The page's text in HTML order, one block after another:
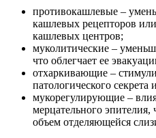
противокашлевые –
кашлевых рецепторов
кашлевых центров;
муколитические –
что облегчает ее
отхаркивающие –
патологического
мукорегулирующие –
мерцательного эпителия,
объем отделяющейся